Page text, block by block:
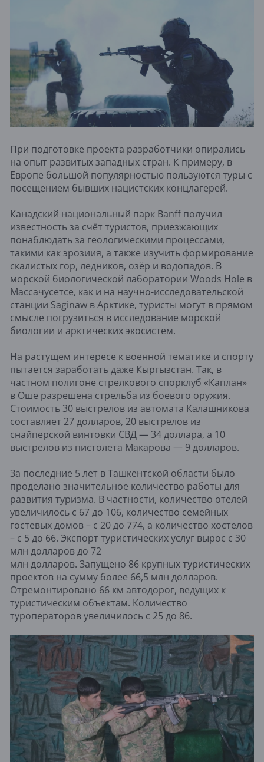
При подготовке проекта разработчики опирались
на опыт развитых западных стран. К примеру, в
Европе большой популярностью пользуются туры с
посещением бывших нацистских концлагерей.
Канадский национальный парк Banff получил
известность за счёт туристов, приезжающих
понаблюдать за геологическими процессами,
такими как эрозиия, а также изучить формирование
скалистых гор, ледников, озёр и водопадов. В
морской биологической лаборатории Woods Hole в
Массачусетсе, как и на научно-исследовательской
станции Saginaw в Арктике, туристы могут в прямом
смысле погрузиться в исследование морской
биологии и арктических экосистем.
На растущем интересе к военной тематике и спорту
пытается заработать даже Кыргызстан. Так, в
частном полигоне стрелкового спорклуб «Каплан»
в Оше разрешена стрельба из боевого оружия.
Стоимость 30 выстрелов из автомата Калашникова
составляет 27 долларов, 20 выстрелов из
снайперской винтовки СВД — 34 доллара, а 10
выстрелов из пистолета Макарова — 9 долларов.
За последние 5 лет в Ташкентской области было
проделано значительное количество работы для
развития туризма. В частности, количество отелей
увеличилось с 67 до 106, количество семейных
гостевых домов – с 20 до 774, а количество хостелов
– с 5 до 66. Экспорт туристических услуг вырос с 30
млн долларов до 72
млн долларов. Запущено 86 крупных туристических
проектов на сумму более 66,5 млн долларов.
Отремонтировано 66 км автодорог, ведущих к
туристическим объектам. Количество
туроператоров увеличилось с 25 до 86.